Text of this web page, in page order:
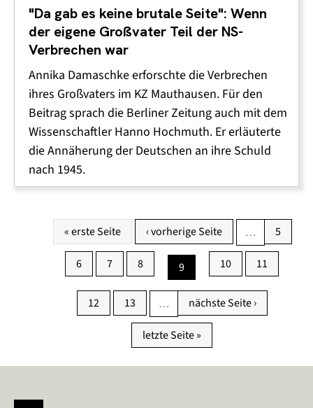
"Da gab es keine brutale Seite": Wenn
der eigene Großvater Teil der NS-
Verbrechen war
Annika Damaschke erforschte die Verbrechen
ihres Großvaters im KZ Mauthausen. Für den
Beitrag sprach die Berliner Zeitung auch mit dem
Wissenschaftler Hanno Hochmuth. Er erläuterte
die Annäherung der Deutschen an ihre Schuld
nach 1945.
Pagination
First page
« erste Seite Previous page
‹ vorherige Seite … Page
5
Page
6 Page
7 Page
8 Page
9 Page
10 Page
11
Page
12 Page
13 … Next page
nächste Seite ›
Last page
letzte Seite »